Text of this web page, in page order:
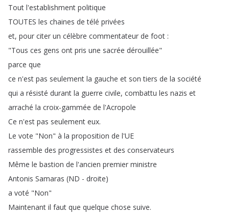
Tout l'establishment politique
TOUTES les chaines de télé privées
et, pour citer un célèbre commentateur de foot :
"Tous ces gens ont pris une sacrée dérouillée"
parce que
ce n'est pas seulement la gauche et son tiers de la société
qui a résisté durant la guerre civile, combattu les nazis et
arraché la croix-gammée de l'Acropole
Ce n'est pas seulement eux.
Le vote "Non" à la proposition de l'UE
rassemble des progressistes et des conservateurs
Même le bastion de l'ancien premier ministre
Antonis Samaras (ND - droite)
a voté "Non"
Maintenant il faut que quelque chose suive.